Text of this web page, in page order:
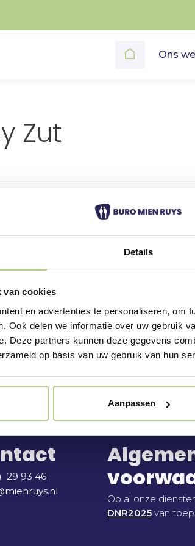
Details
van cookies
en advertenties te personaliseren, om
Ook delen we informatie over uw gebruik
Deze partners kunnen deze gegevens
op basis van uw gebruik van hun
Aanpassen
Ons
Zut
niet kunnen vinden wat je
naar:
Home
29 93 46
Op al onze
DNR2025van